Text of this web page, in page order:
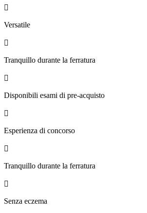

Versatile

Tranquillo durante la ferratura

Disponibili esami di pre-acquisto

Esperienza di concorso

Tranquillo durante la ferratura

Senza eczema